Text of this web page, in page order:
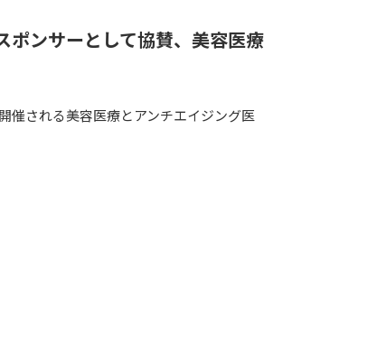
ポンサーとして協賛、美容医療
される美容医療とアンチエイジング医